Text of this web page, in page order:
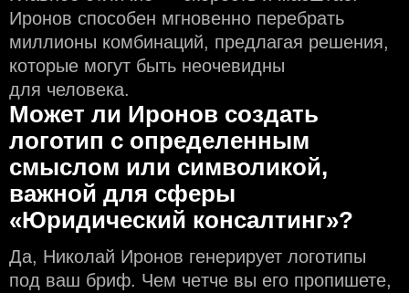
Иронов способен мгновенно перебрать
миллионы комбинаций, предлагая решения,
которые могут быть неочевидны
для человека.
Может ли Иронов создать
логотип с определeнным
смыслом или символикой,
важной для сферы
«Юридический консалтинг»?
Да, Николай Иронов генерирует логотипы
под ваш бриф. Чем чeтче вы его пропишете,